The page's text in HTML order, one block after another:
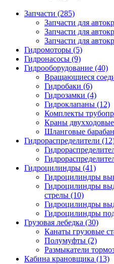
Запчасти (285)
Запчасти для
Запчасти для
Запчасти для
Гидромоторы (5)
Гидронасосы (9)
Гидрооборудование (40)
Вращающиеся
Гидробаки (6)
Гидрозамки (4)
Гидроклапаны (12)
Комплекты
Краны двухходовые
Шланговые
Гидрораспределители
Гидроцилиндры (41)
Гидроцилиндры
Гидроцилиндры
стрелы (10)
Гидроцилиндры
Гидроцилиндры
Грузовая лебедка (30)
Канаты грузовые
Полумуфты (2)
Размыкатели
Кабина крановщика (13)